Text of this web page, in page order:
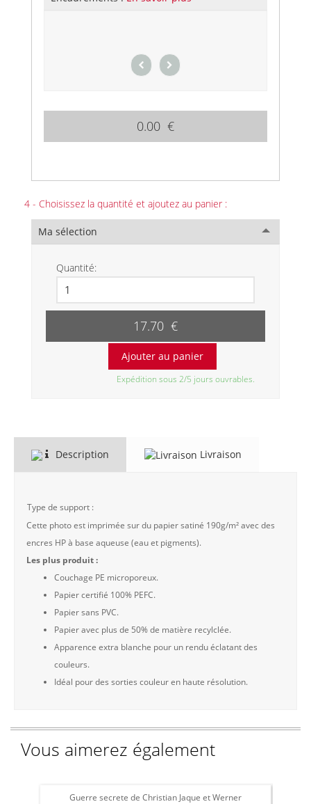
0.00 €
4 - Choisissez la quantité et ajoutez au panier :
Ma sélection
Quantité:
17.70 €
Expédition sous 2/5 jours ouvrables.
Description Livraison
Type de support :
Cette photo est imprimée sur du papier satiné 190g/m² avec des
encres HP à base aqueuse (eau et pigments).
Les plus produit :
Couchage PE microporeux.
Papier certifié 100% PEFC.
Papier sans PVC.
Papier avec plus de 50% de matière recylclée.
Apparence extra blanche pour un rendu éclatant des
couleurs.
Idéal pour des sorties couleur en haute résolution.
Vous aimerez également
Guerre secrete de Christian Jaque et Werner